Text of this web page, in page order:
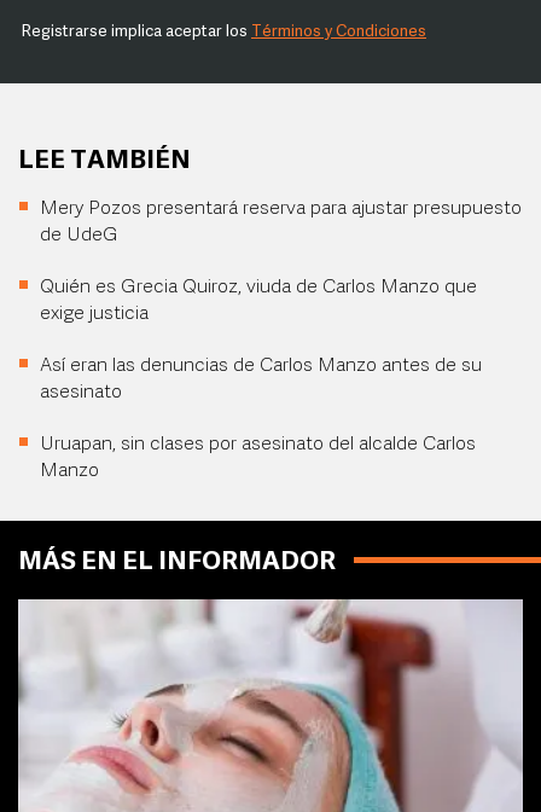
Registrarse implica aceptar los Términos y Condiciones
LEE TAMBIÉN
Mery Pozos presentará reserva para ajustar presupuesto
de UdeG
Quién es Grecia Quiroz, viuda de Carlos Manzo que
exige justicia
Así eran las denuncias de Carlos Manzo antes de su
asesinato
Uruapan, sin clases por asesinato del alcalde Carlos
Manzo
MÁS EN EL INFORMADOR